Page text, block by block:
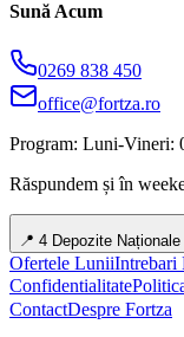
Sună Acum
0269 838 450
office@fortza.ro
Program: Luni-Vineri:
Răspundem și în
📍 4 Depozite Naționale
Ofertele LuniiIntrebari
Confidentialitate
ContactDespre Fortza